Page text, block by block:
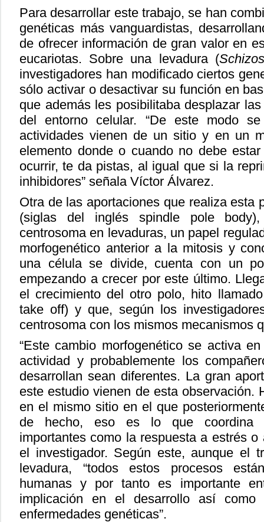
Para desarrollar este trabajo, se han
genéticas más vanguardistas,
de ofrecer información de gran valor en
eucariotas. Sobre una levadura (
investigadores han modificado ciertos
sólo activar o desactivar su función en
que además les posibilitaba desplazar
del entorno celular. “De este modo
actividades vienen de un sitio y en un
elemento donde o cuando no debe
ocurrir, te da pistas, al igual que si la
inhibidores” señala Víctor Álvarez.
Otra de las aportaciones que realiza esta
(siglas del inglés spindle pole
centrosoma en levaduras, un papel
morfogenético anterior a la mitosis y
una célula se divide, cuenta con un
empezando a crecer por este último.
el crecimiento del otro polo, hito
take off) y que, según los
centrosoma con los mismos mecanismos
“Este cambio morfogenético se activa
actividad y probablemente los
desarrollan sean diferentes. La gran
este estudio vienen de esta observación.
en el mismo sitio en el que
de hecho, eso es lo que coordina
importantes como la respuesta a estrés o
el investigador. Según este, aunque el
levadura, “todos estos procesos
humanas y por tanto es importante
implicación en el desarrollo así
enfermedades genéticas”.